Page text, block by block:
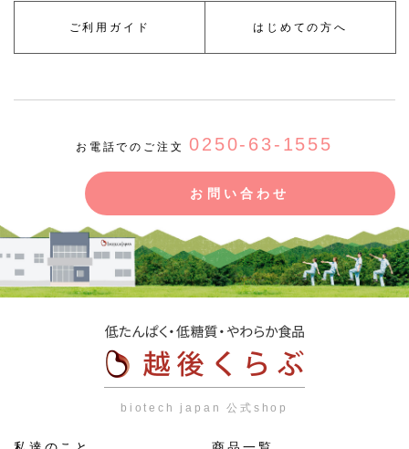
ご利用ガイド はじめての方へ
お電話でのご注文0250-63-1555
お問い合わせ
biotech japan 公式shop